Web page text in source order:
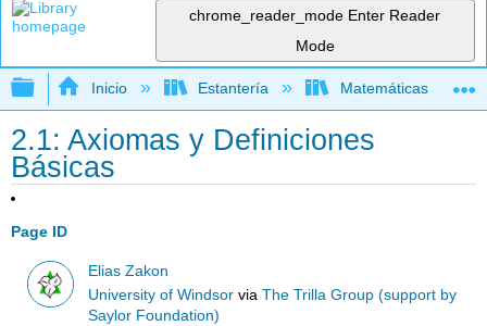
chrome_reader_mode Enter Reader
Mode
Expandir/contraer jerarquía global
Inicio Estantería Matemáticas
2.1: Axiomas y Definiciones
Básicas
Page ID
Elias Zakon
University of Windsor viaThe Trilla Group (support by
Saylor Foundation)